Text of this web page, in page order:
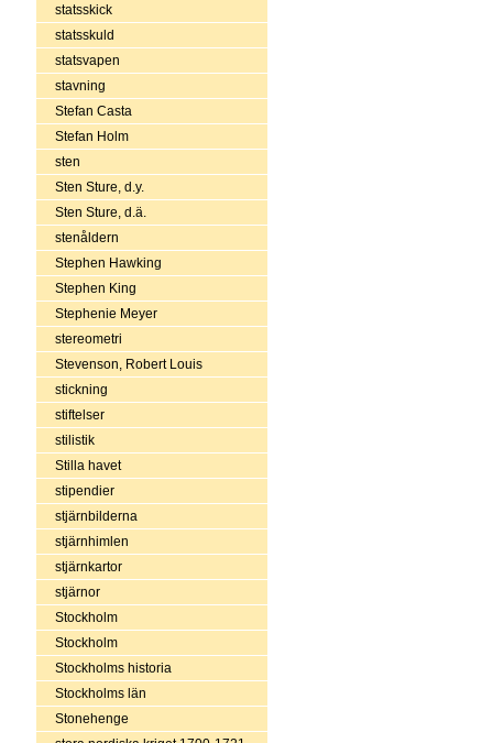
statsskick
statsskuld
statsvapen
stavning
Stefan Casta
Stefan Holm
sten
Sten Sture, d.y.
Sten Sture, d.ä.
stenåldern
Stephen Hawking
Stephen King
Stephenie Meyer
stereometri
Stevenson, Robert Louis
stickning
stiftelser
stilistik
Stilla havet
stipendier
stjärnbilderna
stjärnhimlen
stjärnkartor
stjärnor
Stockholm
Stockholm
Stockholms historia
Stockholms län
Stonehenge